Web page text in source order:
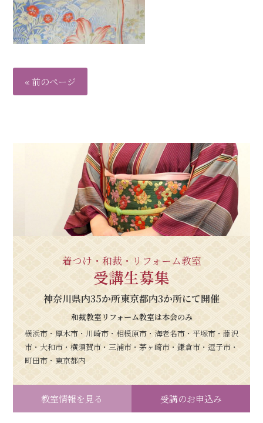
« 前のページ
着つけ・和裁・リフォーム教室
受講生募集
神奈川県内35か所東京都内3か所にて開催
和裁教室リフォーム教室は本会のみ
横浜市・厚木市・川崎市・相模原市・海老名市・平塚市・藤沢
市・大和市・横須賀市・三浦市・茅ヶ崎市・鎌倉市・逗子市・
町田市・東京都内
教室情報を見る 受講のお申込み